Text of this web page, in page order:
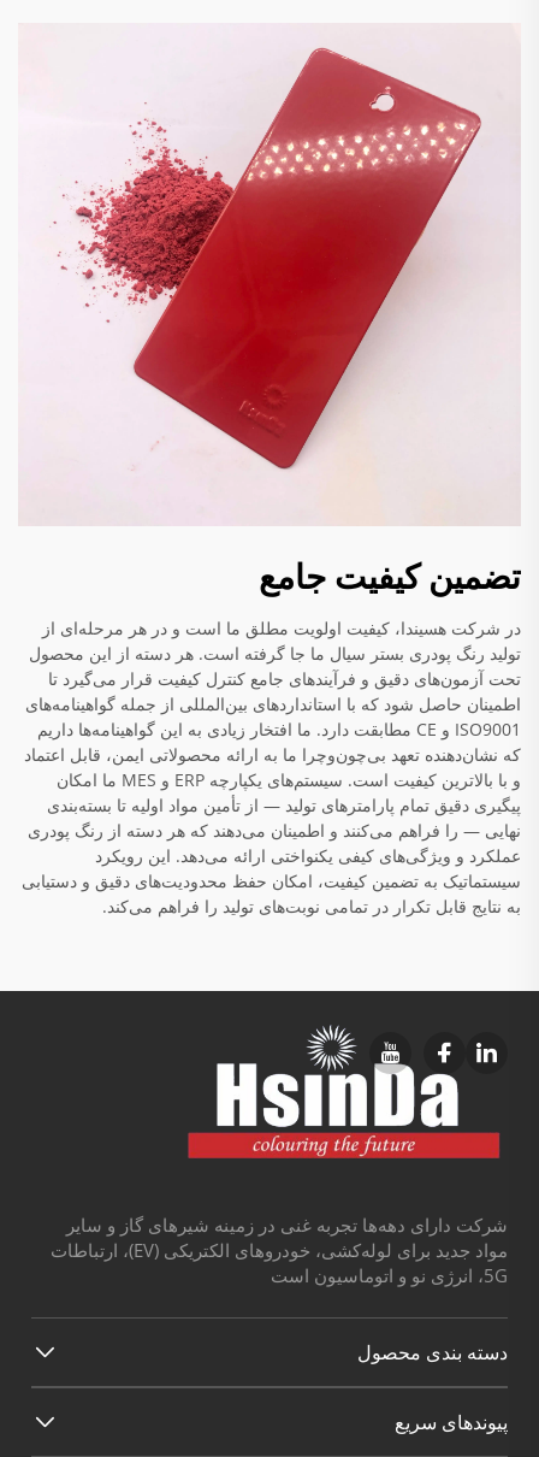
تضمین کیفیت جامع
در شرکت هسیندا، کیفیت اولویت مطلق ما است و در هر مرحله‌ای از
تولید رنگ پودری بستر سیال ما جا گرفته است. هر دسته از این محصول
تحت آزمون‌های دقیق و فرآیندهای جامع کنترل کیفیت قرار می‌گیرد تا
اطمینان حاصل شود که با استانداردهای بین‌المللی از جمله گواهینامه‌های
ISO9001 و CE مطابقت دارد. ما افتخار زیادی به این گواهینامه‌ها داریم
که نشان‌دهنده تعهد بی‌چون‌وچرا ما به ارائه محصولاتی ایمن، قابل اعتماد
و با بالاترین کیفیت است. سیستم‌های یکپارچه ERP و MES ما امکان
پیگیری دقیق تمام پارامترهای تولید — از تأمین مواد اولیه تا بسته‌بندی
نهایی — را فراهم می‌کنند و اطمینان می‌دهند که هر دسته از رنگ پودری
عملکرد و ویژگی‌های کیفی یکنواختی ارائه می‌دهد. این رویکرد
سیستماتیک به تضمین کیفیت، امکان حفظ محدودیت‌های دقیق و دستیابی
به نتایج قابل تکرار در تمامی نوبت‌های تولید را فراهم می‌کند.
شرکت دارای دهه‌ها تجربه غنی در زمینه شیرهای گاز و سایر
مواد جدید برای لوله‌کشی، خودروهای الکتریکی (EV)، ارتباطات
5G، انرژی نو و اتوماسیون است
دسته بندی محصول
پیوند‌های سریع